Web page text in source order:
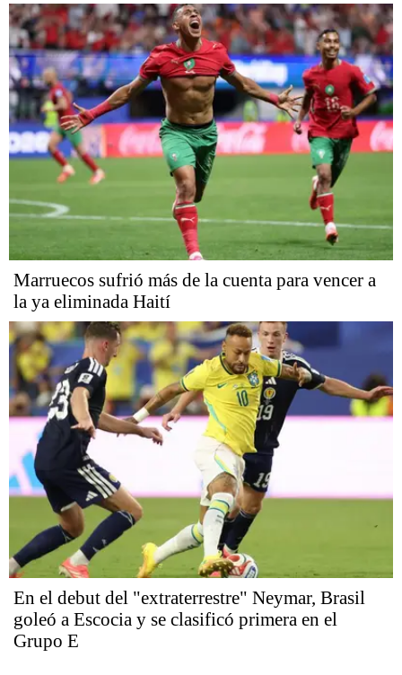
Marruecos sufrió más de la cuenta para vencer a
la ya eliminada Haití
En el debut del "extraterrestre" Neymar, Brasil
goleó a Escocia y se clasificó primera en el
Grupo E